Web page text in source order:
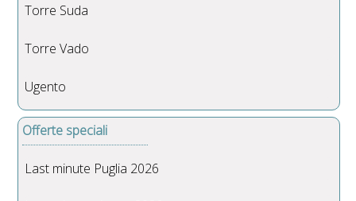
Torre Suda
Torre Vado
Ugento
Offerte speciali
Last minute Puglia 2026